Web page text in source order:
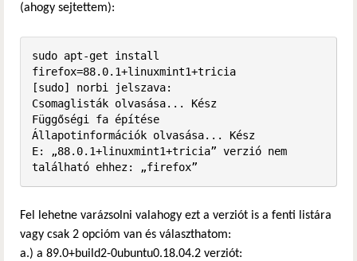
(ahogy sejtettem):
sudo apt-get install
firefox=88.0.1+linuxmint1+tricia
[sudo] norbi jelszava:
Csomaglisták olvasása... Kész
Függőségi fa építése
Állapotinformációk olvasása... Kész
E: „88.0.1+linuxmint1+tricia” verzió nem
található ehhez: „firefox”
Fel lehetne varázsolni valahogy ezt a verziót is a fenti listára
vagy csak 2 opcióm van és választhatom:
a.) a 89.0+build2-0ubuntu0.18.04.2 verziót: